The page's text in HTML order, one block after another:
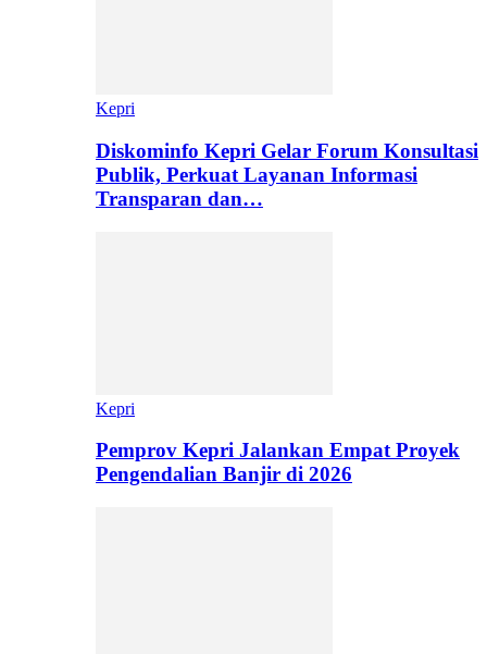
Kepri
Diskominfo Kepri Gelar Forum Konsultasi
Publik, Perkuat Layanan Informasi
Transparan dan…
Kepri
Pemprov Kepri Jalankan Empat Proyek
Pengendalian Banjir di 2026